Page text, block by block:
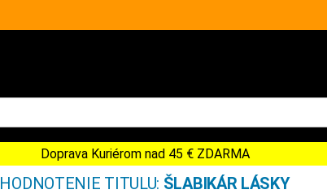
Doprava Kuriérom nad 45 € ZDARMA
HODNOTENIE TITULU: ŠLABIKÁR LÁSKY